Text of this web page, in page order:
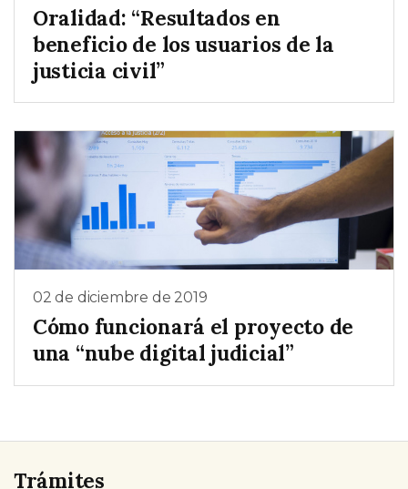
Oralidad: “Resultados en
beneficio de los usuarios de la
justicia civil”
02 de diciembre de 2019
Cómo funcionará el proyecto de
una “nube digital judicial”
Trámites